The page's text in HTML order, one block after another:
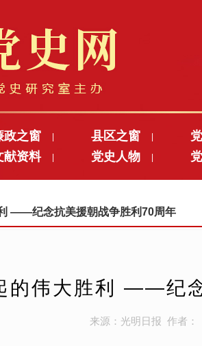
政之窗 县区之窗
献资料 党史人物
——纪念抗美援朝战争胜利70周年
的伟大胜利 ——纪
来源：光明日报 作者：